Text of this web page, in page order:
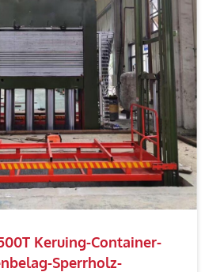
Keruing-Container-
Sperrholz-